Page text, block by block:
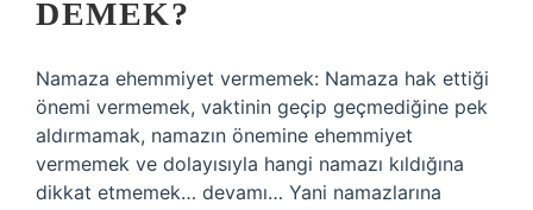
DEMEK?
Namaza ehemmiyet vermemek: Namaza hak ettiği
önemi vermemek, vaktinin geçip geçmediğine pek
aldırmamak, namazın önemine ehemmiyet
vermemek ve dolayısıyla hangi namazı kıldığına
dikkat etmemek… devamı… Yani namazlarına